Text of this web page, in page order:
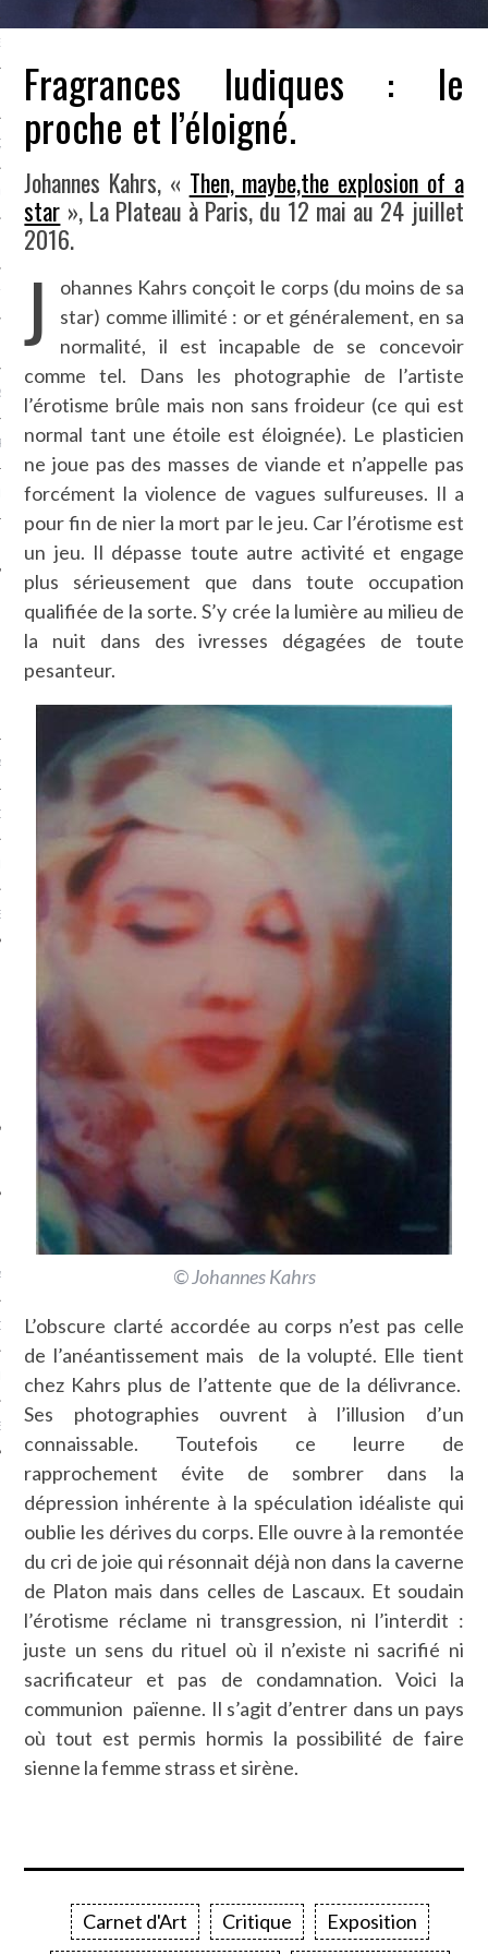
EN VOD
CARAVELLE
PODCAST
SUIVEZ-NOUS
CARAVELLE
CARAVELLE
PODCAST
Fragrances ludiques : le
proche et l’éloigné.
Johannes Kahrs, « Then, maybe,the explosion of a
star », La Plateau à Paris, du 12 mai au 24 juillet
2016.
J
ohannes Kahrs conçoit le corps (du moins de sa
star) comme illimité : or et généralement, en sa
normalité, il est incapable de se concevoir
comme tel. Dans les photographie de l’artiste
l’érotisme brûle mais non sans froideur (ce qui est
normal tant une étoile est éloignée). Le plasticien
ne joue pas des masses de viande et n’appelle pas
forcément la violence de vagues sulfureuses. Il a
pour fin de nier la mort par le jeu. Car l’érotisme est
un jeu. Il dépasse toute autre activité et engage
plus sérieusement que dans toute occupation
qualifiée de la sorte. S’y crée la lumière au milieu de
la nuit dans des ivresses dégagées de toute
pesanteur.
© Johannes Kahrs
L’obscure clarté accordée au corps n’est pas celle
de l’anéantissement mais de la volupté. Elle tient
chez Kahrs plus de l’attente que de la délivrance.
Ses photographies ouvrent à l’illusion d’un
connaissable. Toutefois ce leurre de
rapprochement évite de sombrer dans la
dépression inhérente à la spéculation idéaliste qui
oublie les dérives du corps. Elle ouvre à la remontée
du cri de joie qui résonnait déjà non dans la caverne
de Platon mais dans celles de Lascaux. Et soudain
l’érotisme réclame ni transgression, ni l’interdit :
juste un sens du rituel où il n’existe ni sacrifié ni
sacrificateur et pas de condamnation. Voici la
communion païenne. Il s’agit d’entrer dans un pays
où tout est permis hormis la possibilité de faire
sienne la femme strass et sirène.
Carnet d'Art Critique Exposition